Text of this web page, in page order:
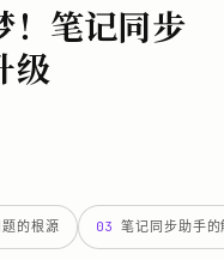
！笔记同步
级
题的根源 03 笔记同步助手